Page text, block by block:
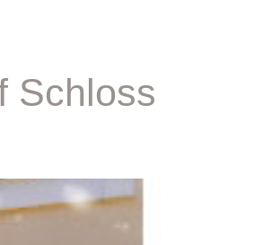
Schloss